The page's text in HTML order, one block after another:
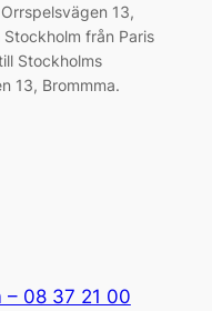
13,
från Paris
Stockholms
13, Brommma.
– 08 37 21 00